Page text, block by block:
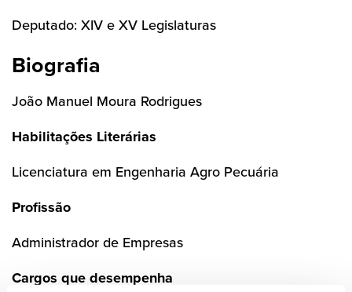
Deputado: XIV e XV Legislaturas
Biografia
João Manuel Moura Rodrigues
Habilitações Literárias
Licenciatura em Engenharia Agro Pecuária
Profissão
Administrador de Empresas
Cargos que desempenha